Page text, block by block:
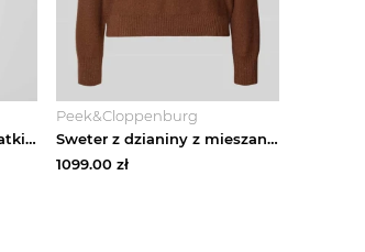
Półgolfowy sweter z dodatkiem wełny Smith & Soul Beżowy melanż
Peek&Cloppenburg
Sweter z dzianiny z mieszanka lnu model 'TORRE' Marella Jasnobrązowy
1099.00zł